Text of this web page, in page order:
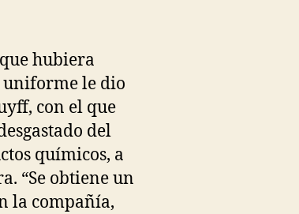
hubiera
uniforme le dio
con el que
del
químicos, a
“Se obtiene un
la compañía,